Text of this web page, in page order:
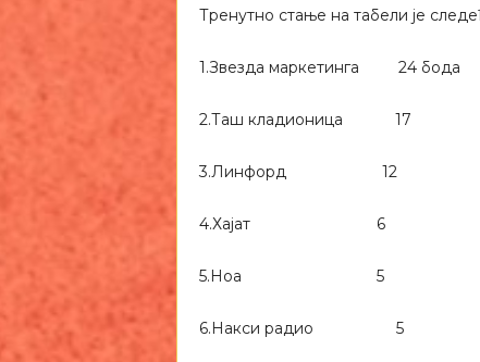
Тренутно стање на табели је
1.Звезда маркетинга 24 бода
2.Таш кладионица 17
3.Линфорд 12
4.Хајат 6
5.Ноа 5
6.Накси радио 5